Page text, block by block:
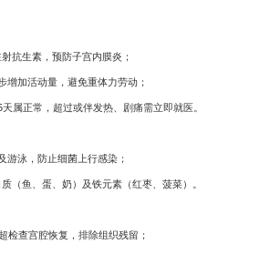
射抗生素，预防子宫内膜炎；
增加活动量，避免重体力劳动；
天属正常，超过或伴发热、剧痛需立即就医。
游泳，防止细菌上行感染；
（鱼、蛋、奶）及铁元素（红枣、菠菜）。
检查宫腔恢复，排除组织残留；